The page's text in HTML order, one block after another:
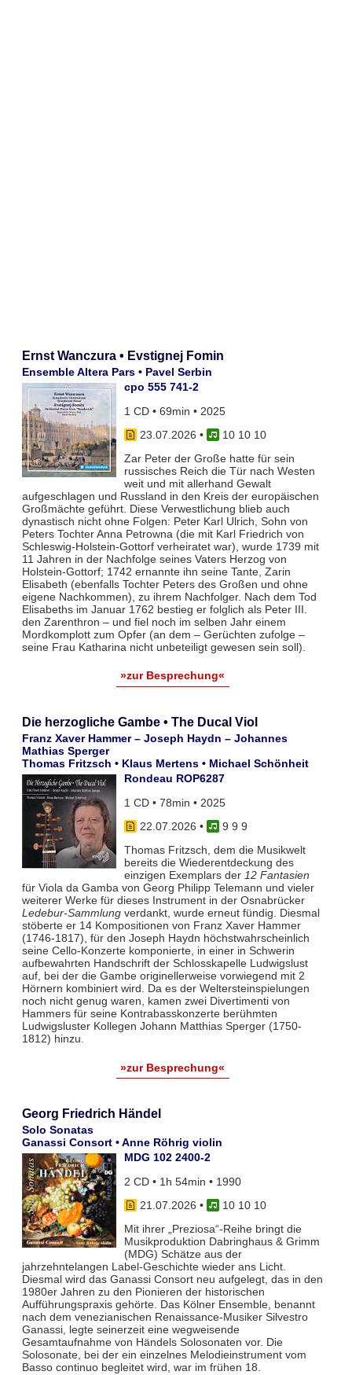
Ernst Wanczura • Evstignej Fomin
Ensemble Altera Pars • Pavel Serbin
cpo 555 741-2
1 CD • 69min • 2025
23.07.2026 •
10 10 10
Zar Peter der Große hatte für sein
russisches Reich die Tür nach Westen
weit und mit allerhand Gewalt
aufgeschlagen und Russland in den Kreis der europäischen
Großmächte geführt. Diese Verwestlichung blieb auch
dynastisch nicht ohne Folgen: Peter Karl Ulrich, Sohn von
Peters Tochter Anna Petrowna (die mit Karl Friedrich von
Schleswig-Holstein-Gottorf verheiratet war), wurde 1739 mit
11 Jahren in der Nachfolge seines Vaters Herzog von
Holstein-Gottorf; 1742 ernannte ihn seine Tante, Zarin
Elisabeth (ebenfalls Tochter Peters des Großen und ohne
eigene Nachkommen), zu ihrem Nachfolger. Nach dem Tod
Elisabeths im Januar 1762 bestieg er folglich als Peter III.
den Zarenthron – und fiel noch im selben Jahr einem
Mordkomplott zum Opfer (an dem – Gerüchten zufolge –
seine Frau Katharina nicht unbeteiligt gewesen sein soll).
»zur Besprechung«
Die herzogliche Gambe • The Ducal Viol
Franz Xaver Hammer – Joseph Haydn – Johannes
Mathias Sperger
Thomas Fritzsch • Klaus Mertens • Michael Schönheit
Rondeau ROP6287
1 CD • 78min • 2025
22.07.2026 •
9 9 9
Thomas Fritzsch, dem die Musikwelt
bereits die Wiederentdeckung des
einzigen Exemplars der 12 Fantasien
für Viola da Gamba von Georg Philipp Telemann und vieler
weiterer Werke für dieses Instrument in der Osnabrücker
Ledebur-Sammlungverdankt, wurde erneut fündig. Diesmal
stöberte er 14 Kompositionen von Franz Xaver Hammer
(1746-1817), für den Joseph Haydn höchstwahrscheinlich
seine Cello-Konzerte komponierte, in einer in Schwerin
aufbewahrten Handschrift der Schlosskapelle Ludwigslust
auf, bei der die Gambe originellerweise vorwiegend mit 2
Hörnern kombiniert wird. Da es der Weltersteinspielungen
noch nicht genug waren, kamen zwei Divertimenti von
Hammers für seine Kontrabasskonzerte berühmten
Ludwigsluster Kollegen Johann Matthias Sperger (1750-
1812) hinzu.
»zur Besprechung«
Georg Friedrich Händel
Solo Sonatas
Ganassi Consort • Anne Röhrig violin
MDG 102 2400-2
2 CD • 1h 54min • 1990
21.07.2026 •
10 10 10
Mit ihrer „Preziosa“-Reihe bringt die
Musikproduktion Dabringhaus & Grimm
(MDG) Schätze aus der
jahrzehntelangen Label-Geschichte wieder ans Licht.
Diesmal wird das Ganassi Consort neu aufgelegt, das in den
1980er Jahren zu den Pionieren der historischen
Aufführungspraxis gehörte. Das Kölner Ensemble, benannt
nach dem venezianischen Renaissance-Musiker Silvestro
Ganassi, legte seinerzeit eine wegweisende
Gesamtaufnahme von Händels Solosonaten vor. Die
Solosonate, bei der ein einzelnes Melodieinstrument vom
Basso continuo begleitet wird, war im frühen 18.